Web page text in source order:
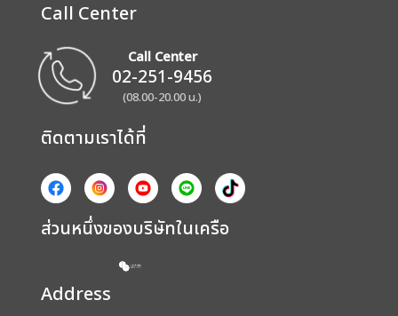
Call Center
Call Center
02-251-9456
(08.00-20.00 น.)
ติดตามเราได้ที่
ส่วนหนึ่งของบริษัทในเครือ
Address